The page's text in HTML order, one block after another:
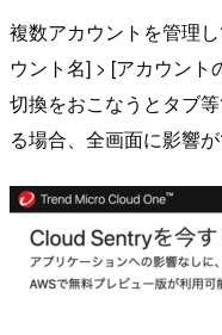
複数アカウントを管理
ウント名] > [アカウント
切換をおこなうとタブ
る場合、全画面に影響